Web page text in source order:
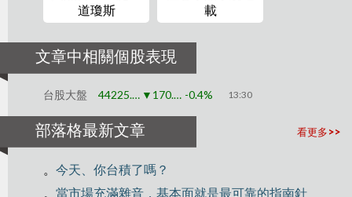
道瓊斯
載
文章中相關個股表現
台股大盤 44225.91 ▼170.79 -0.4% 13:30
看更多>>
部落格最新文章
今天、你台積了嗎？
當市場充滿雜音，基本面就是最可靠的指南針